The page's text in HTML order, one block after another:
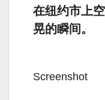
在纽约市上
晃的瞬间。
Screenshot